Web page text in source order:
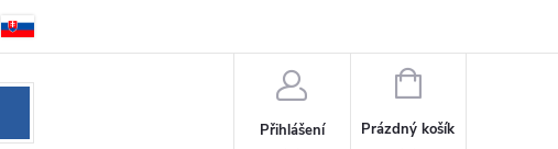
Kontakt
Přihlášení
NÁKUPNÍ
Prázdný košík